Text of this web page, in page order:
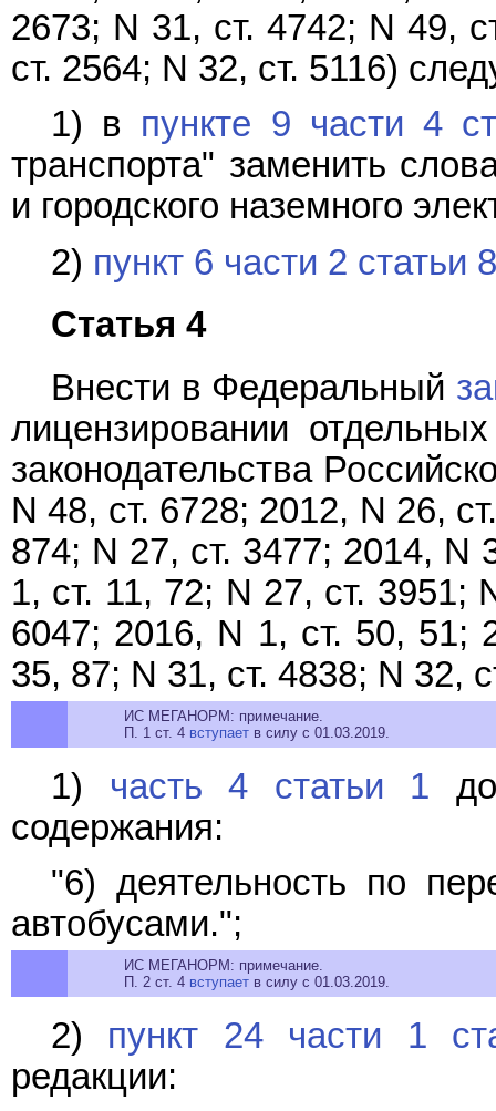
2673; N 31, ст. 4742; N 49,
ст. 2564; N 32, ст. 5116)
1) в пункте 9 части 4
транспорта" заменить
и городского наземного
2) пункт 6 части 2 статьи 8
Статья 4
Внести в Федеральный
лицензировании
законодательства
N 48, ст. 6728; 2012, N 26,
874; N 27, ст. 3477; 2014, N
1, ст. 11, 72; N 27, ст. 3951;
6047; 2016, N 1, ст. 50, 51;
35, 87; N 31, ст. 4838; N 32,
ИС МЕГАНОРМ: примечание.
П. 1 ст. 4 вступает в силу с 01.03.2019.
1) часть 4 статьи 1
содержания:
"6) деятельность по
автобусами.";
ИС МЕГАНОРМ: примечание.
П. 2 ст. 4 вступает в силу с 01.03.2019.
2) пункт 24 части 1
редакции: